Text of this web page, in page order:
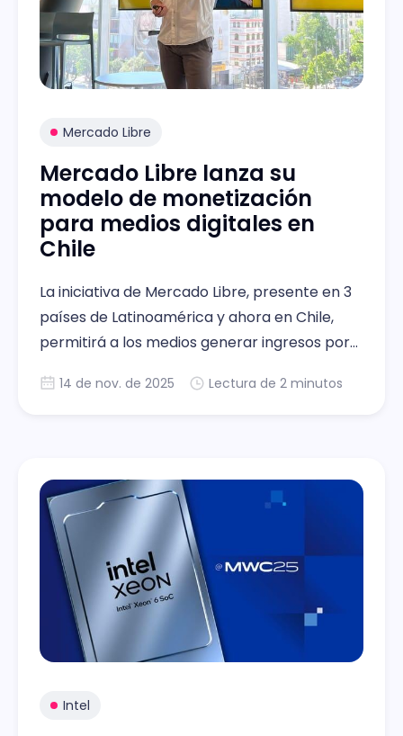
Mercado Libre
Mercado Libre lanza su
modelo de monetización
para medios digitales en
Chile
La iniciativa de Mercado Libre, presente en 3
países de Latinoamérica y ahora en Chile,
permitirá a los medios generar ingresos por
productos integrados en sus contenidos
14 de nov. de 2025 Lectura de 2 minutos
Intel